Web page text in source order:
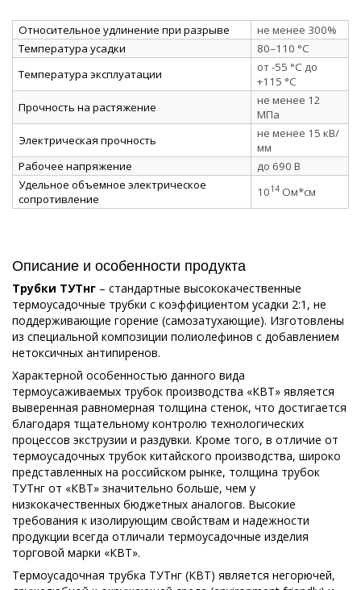
Относительное удлинение при разрыве
не менее 300%
Температура усадки
80–110 °C
Температура эксплуатации
от -55 °C до
+115 °C
Прочность на растяжение
не менее 12
МПа
Электрическая прочность
не менее 15 кВ/
мм
Рабочее напряжение
до 690 В
Удельное объемное электрическое
сопротивление
1014 Ом*см
Описание и особенности продукта
Трубки ТУТнг – стандартные высококачественные
термоусадочные трубки с коэффициентом усадки 2:1, не
поддерживающие горение (самозатухающие). Изготовлены
из специальной композиции полиолефинов с добавлением
нетоксичных антипиренов.
Характерной особенностью данного вида
термоусаживаемых трубок производства «КВТ» является
выверенная равномерная толщина стенок, что достигается
благодаря тщательному контролю технологических
процессов экструзии и раздувки. Кроме того, в отличие от
термоусадочных трубок китайского производства, широко
представленных на российском рынке, толщина трубок
ТУТнг от «КВТ» значительно больше, чем у
низкокачественных бюджетных аналогов. Высокие
требования к изолирующим свойствам и надежности
продукции всегда отличали термоусадочные изделия
торговой марки «КВТ».
Термоусадочная трубка ТУТнг (КВТ) является негорючей,